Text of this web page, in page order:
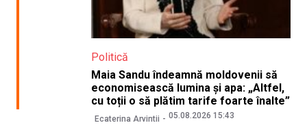
Politică
Maia Sandu îndeamnă moldovenii să
economisească lumina și apa: „Altfel,
cu toții o să plătim tarife foarte înalte”
Ecaterina Arvintii 05.08.2026 15:43